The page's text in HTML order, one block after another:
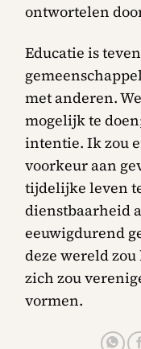
ontwortelen
Educatie is
met anderen.
mogelijk te
intentie. Ik zou
voorkeur aan
tijdelijke leven
dienstbaarheid
eeuwigdurend
deze wereld
zich zou
vormen.